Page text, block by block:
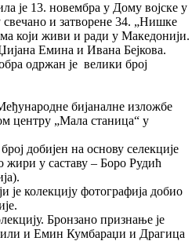
је 13. новембра у Дому војске у
и затворене 34. „Нишке
који живи и ради у Македонији.
Емина и Ивана Бејкова.
одржан је велики број
бијаналне изложбе
центру „Мала станица“ у
добијен на основу селекције
жири у саставу – Боро Рудић
је колекцију фотографија добио
Бронзано признање је
и Емин Кумбараџи и Драгица